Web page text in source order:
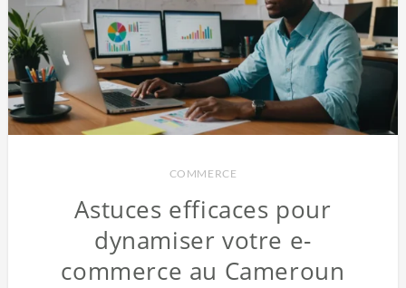
COMMERCE
Astuces efficaces pour
dynamiser votre e-
commerce au Cameroun